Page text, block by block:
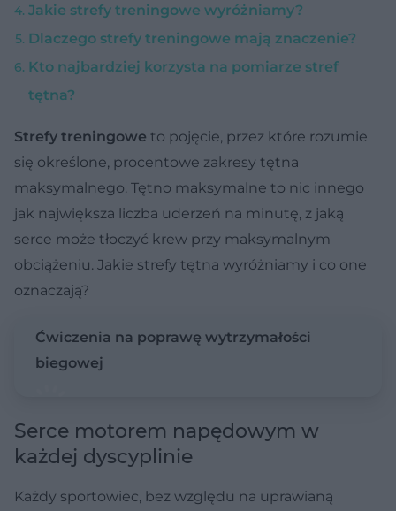
Jakie strefy treningowe wyróżniamy?
Dlaczego strefy treningowe mają znaczenie?
Kto najbardziej korzysta na pomiarze stref
tętna?
Strefy treningowe to pojęcie, przez które rozumie
się określone, procentowe zakresy tętna
maksymalnego. Tętno maksymalne to nic innego
jak największa liczba uderzeń na minutę, z jaką
serce może tłoczyć krew przy maksymalnym
obciążeniu. Jakie strefy tętna wyróżniamy i co one
oznaczają?
Ćwiczenia na poprawę wytrzymałości
biegowej
Serce motorem napędowym w
każdej dyscyplinie
Każdy sportowiec, bez względu na uprawianą